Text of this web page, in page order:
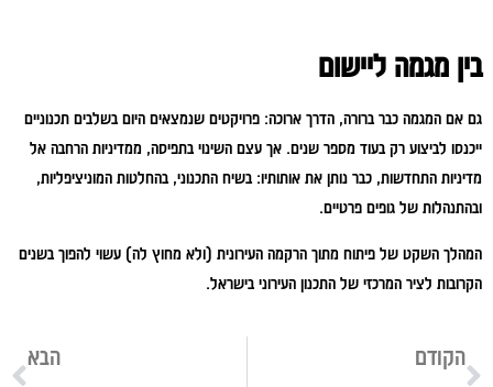
בין מגמה ליישום
גם אם המגמה כבר ברורה, הדרך ארוכה: פרויקטים שנמצאים היום בשלבים תכנוניים
ייכנסו לביצוע רק בעוד מספר שנים. אך עצם השינוי בתפיסה, ממדיניות הרחבה אל
מדיניות התחדשות, כבר נותן את אותותיו: בשיח התכנוני, בהחלטות המוניציפליות,
ובהתנהלות של גופים פרטיים.
המהלך השקט של פיתוח מתוך הרקמה העירונית (ולא מחוץ לה) עשוי להפוך בשנים
הקרובות לציר המרכזי של התכנון העירוני בישראל.
הקודם
הבא